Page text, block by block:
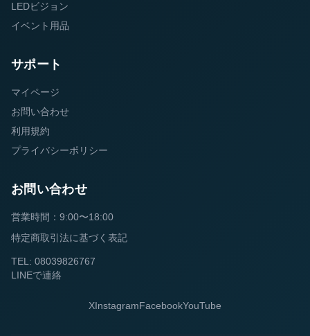
LEDビジョン
イベント用品
サポート
マイページ
お問い合わせ
利用規約
プライバシーポリシー
お問い合わせ
営業時間：9:00〜18:00
特定商取引法に基づく表記
TEL: 08039826767
LINEで連絡
XInstagramFacebookYouTube